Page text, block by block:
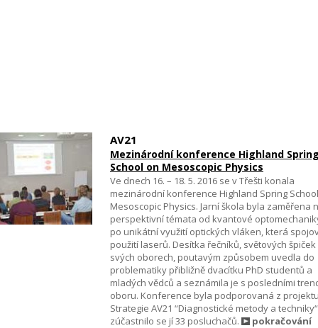
AV21
Mezinárodní konference Highland
School on Mesoscopic Physics
Ve dnech 16. – 18. 5. 2016 se v Třešti konala
mezinárodní konference Highland Spring
Mesoscopic Physics. Jarní škola byla zaměřena
perspektivní témata od kvantové
po unikátní využití optických vláken, která
použití laserů. Desítka řečníků, světových
svých oborech, poutavým způsobem uvedla do
problematiky přibližně dvacítku PhD studentů a
mladých vědců a seznámila je s posledními
oboru. Konference byla podporovaná z
Strategie AV21 “Diagnostické metody a
zúčastnilo se jí 33 posluchačů.
pokračování